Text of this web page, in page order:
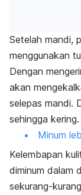
Setelah mandi,
menggunakan
Dengan
akan
selepas mandi.
sehingga kering.
Minum
Kelembapan
diminum dalam
sekurang-